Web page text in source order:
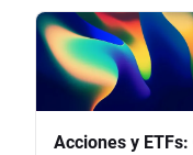
Acciones y